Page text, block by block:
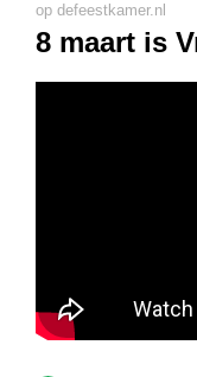
op defeestkamer.nl
8 maart is